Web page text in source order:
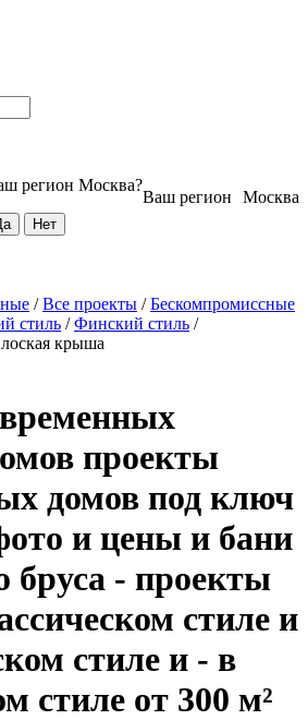
Москва
Ваш регион
регион Москва?
/Все проекты /Бескомпромиссные
стиль /Финский стиль /
крыша
проекты
домов под ключ
и цены и бани
бруса - проекты
стиле и
стиле и - в
стиле от 300 м²